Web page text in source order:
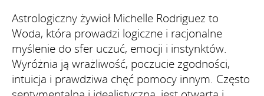
Astrologiczny żywioł Michelle Rodriguez to
Woda, która prowadzi logiczne i racjonalne
myślenie do sfer uczuć, emocji i instynktów.
Wyróżnia ją wrażliwość, poczucie zgodności,
intuicja i prawdziwa chęć pomocy innym. Często